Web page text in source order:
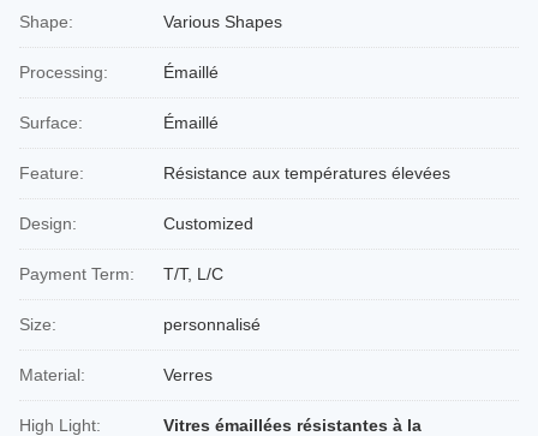
Shape: Various Shapes
Processing: Émaillé
Surface: Émaillé
Feature: Résistance aux températures élevées
Design: Customized
Payment Term: T/T, L/C
Size: personnalisé
Material: Verres
High Light:
Vitres émaillées résistantes à la